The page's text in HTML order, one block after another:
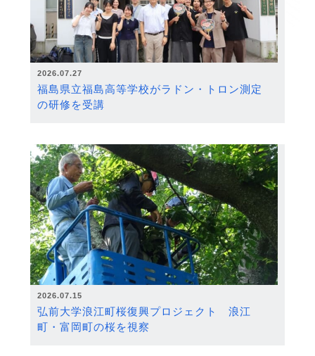
2026.07.27
福島県立福島高等学校がラドン・トロン測定
の研修を受講
2026.07.15
弘前大学浪江町桜復興プロジェクト 浪江
町・富岡町の桜を視察